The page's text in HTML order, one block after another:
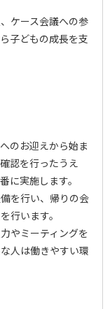
ケース会議への参
子どもの成長を支
のお迎えから始ま
認を行ったうえ
に実施します。
を行い、帰りの会
行います。
やミーティングを
人は働きやすい環